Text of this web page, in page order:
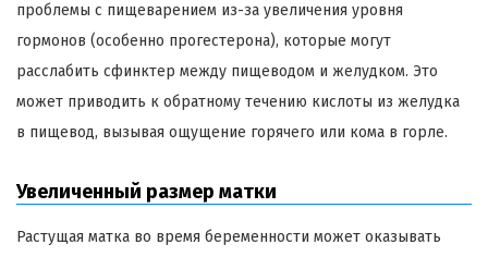
проблемы с пищеварением из-за увеличения уровня
гормонов (особенно прогестерона), которые могут
расслабить сфинктер между пищеводом и желудком. Это
может приводить к обратному течению кислоты из желудка
в пищевод, вызывая ощущение горячего или кома в горле.
Увеличенный размер матки
Растущая матка во время беременности может оказывать